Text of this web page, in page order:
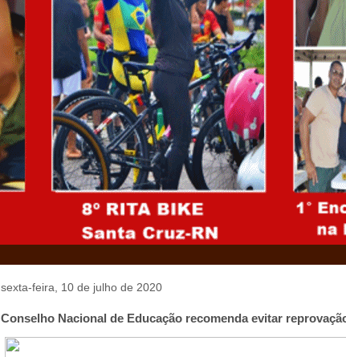
sexta-feira, 10 de julho de 2020
Conselho Nacional de Educação recomenda evitar